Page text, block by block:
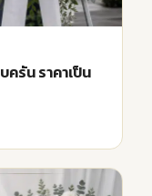
รัน ราคาเป็น